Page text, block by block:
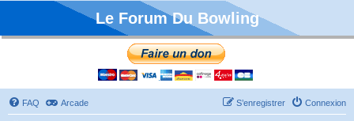
Le Forum Du Bowling
FAQ Arcade Connexion
S’enregistrer